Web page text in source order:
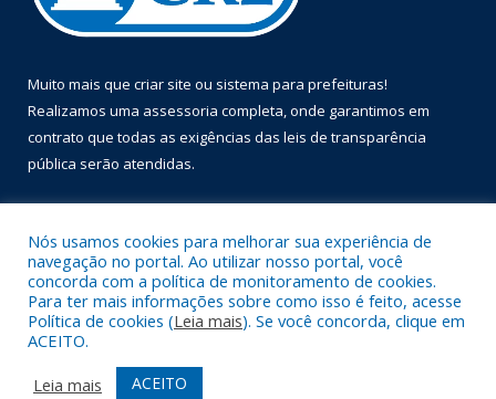
Muito mais que criar site ou sistema para prefeituras!
Realizamos uma assessoria completa, onde garantimos em
contrato que todas as exigências das leis de transparência
pública serão atendidas.
Todos os direitos reservados a Prefeitura Municipal de Óbidos.
Mapa do Site
Acessar Área Administrativa
Nós usamos cookies para melhorar sua experiência de
navegação no portal. Ao utilizar nosso portal, você
concorda com a política de monitoramento de cookies.
Para ter mais informações sobre como isso é feito, acesse
Política de cookies (Leia mais). Se você concorda, clique em
ACEITO.
Leia mais
ACEITO